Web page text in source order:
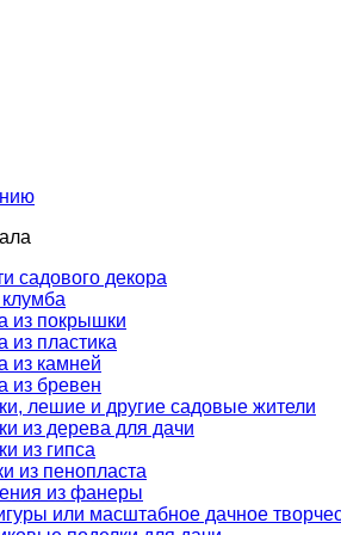
садового декора
из покрышки
из пластика
из камней
из бревен
лешие и другие садовые жители
из дерева для дачи
из гипса
из пенопласта
из фанеры
или масштабное дачное